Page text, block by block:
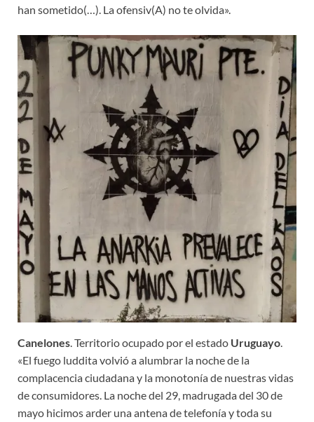
han sometido(…). La ofensiv(A) no te olvida».
Canelones. Territorio ocupado por el estado Uruguayo.
«El fuego luddita volvió a alumbrar la noche de la
complacencia ciudadana y la monotonía de nuestras vidas
de consumidores. La noche del 29, madrugada del 30 de
mayo hicimos arder una antena de telefonía y toda su